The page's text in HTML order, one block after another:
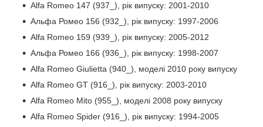
Alfa Romeo 147 (937_), рік випуску: 2001-2010
Альфа Ромео 156 (932_), рік випуску: 1997-2006
Alfa Romeo 159 (939_), рік випуску: 2005-2012
Альфа Ромео 166 (936_), рік випуску: 1998-2007
Alfa Romeo Giulietta (940_), моделі 2010 року випуску
Alfa Romeo GT (916_), рік випуску: 2003-2010
Alfa Romeo Mito (955_), моделі 2008 року випуску
Alfa Romeo Spider (916_), рік випуску: 1994-2005